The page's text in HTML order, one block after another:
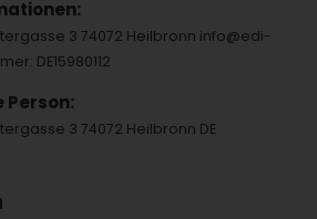
3 74072 Heilbronn info@edi-
DE15980112
3 74072 Heilbronn DE